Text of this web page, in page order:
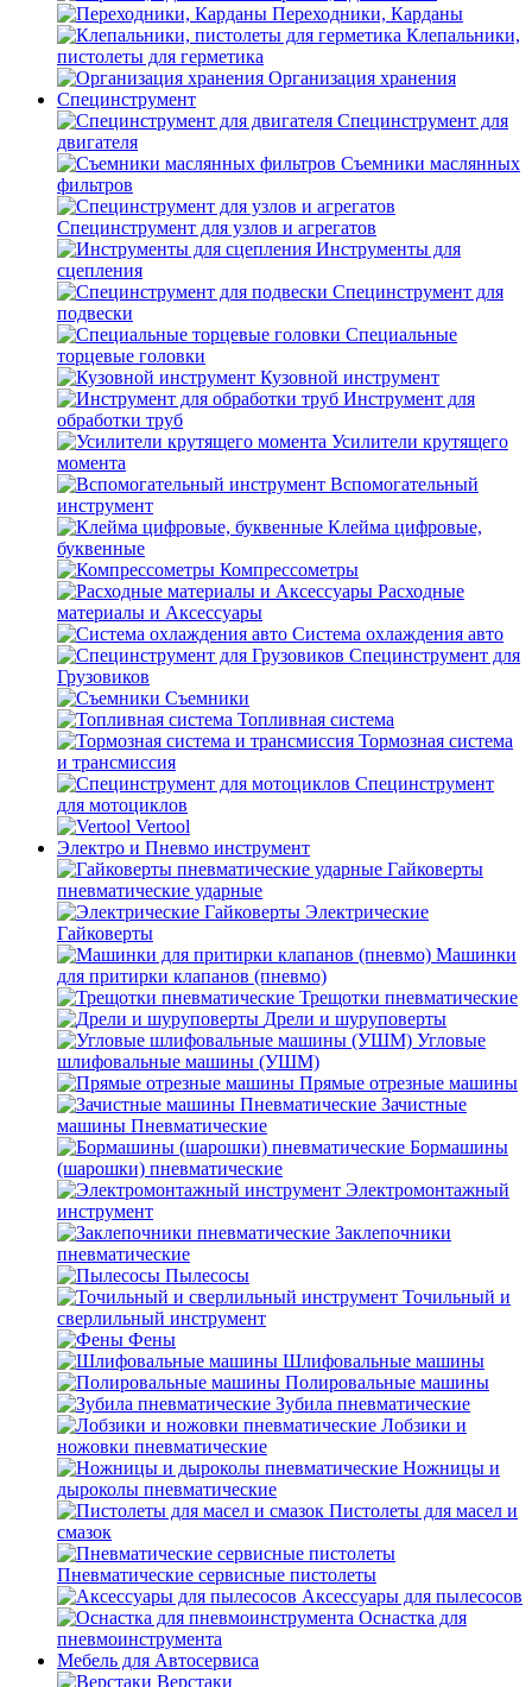
Переходники, Карданы
Клепальники,
пистолеты для герметика
Организация хранения
Специнструмент
Специнструмент для
двигателя
Съемники маслянных
фильтров
Специнструмент для узлов и агрегатов
Инструменты для
сцепления
Специнструмент для
подвески
Специальные
торцевые головки
Кузовной инструмент
Инструмент для
обработки труб
Усилители крутящего
момента
Вспомогательный
инструмент
Клейма цифровые,
буквенные
Компрессометры
Расходные
материалы и Аксессуары
Система охлаждения авто
Специнструмент для
Грузовиков
Съемники
Топливная система
Тормозная система
и трансмиссия
Специнструмент
для мотоциклов
Vertool
Электро и Пневмо инструмент
Гайковерты
пневматические ударные
Электрические
Гайковерты
Машинки
для притирки клапанов (пневмо)
Трещотки пневматические
Дрели и шуруповерты
Угловые
шлифовальные машины (УШМ)
Прямые отрезные машины
Зачистные
машины Пневматические
Бормашины
(шарошки) пневматические
Электромонтажный
инструмент
Заклепочники
пневматические
Пылесосы
Точильный и
сверлильный инструмент
Фены
Шлифовальные машины
Полировальные машины
Зубила пневматические
Лобзики и
ножовки пневматические
Ножницы и
дыроколы пневматические
Пистолеты для масел и
смазок
Пневматические сервисные пистолеты
Аксессуары для пылесосов
Оснастка для
пневмоинструмента
Мебель для Автосервиса
Верстаки